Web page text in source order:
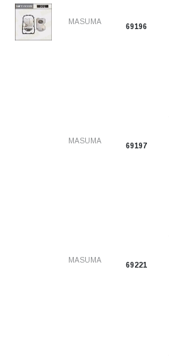
MASUMA
69196
MASUMA
69197
MASUMA
69221